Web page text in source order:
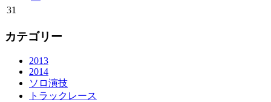
31
カテゴリー
2013
2014
ソロ演技
トラックレース